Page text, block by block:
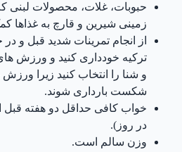
حبوبات، غلات، محصولات
زمینی شیرین و قارچ به غذاها
از انجام تمرینات شدید قبل و
ترکیه خودداری کنید و ورزش
و شنا را انتخاب کنید زیرا
شکست بارداری شوند.
در روز).
وزن سالم است.